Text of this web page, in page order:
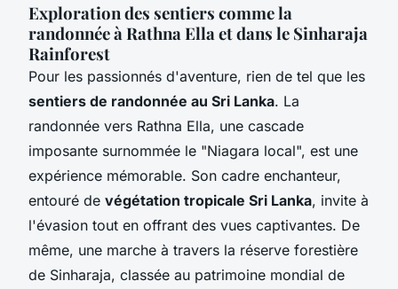
Exploration des sentiers comme la
randonnée à Rathna Ella et dans le Sinharaja
Rainforest
Pour les passionnés d'aventure, rien de tel que les
sentiers de randonnée au Sri Lanka. La
randonnée vers Rathna Ella, une cascade
imposante surnommée le "Niagara local", est une
expérience mémorable. Son cadre enchanteur,
entouré de végétation tropicale Sri Lanka, invite à
l'évasion tout en offrant des vues captivantes. De
même, une marche à travers la réserve forestière
de Sinharaja, classée au patrimoine mondial de